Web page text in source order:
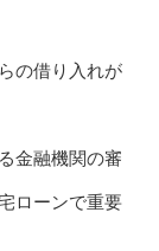
の借り入れが
金融機関の審
ローンで重要